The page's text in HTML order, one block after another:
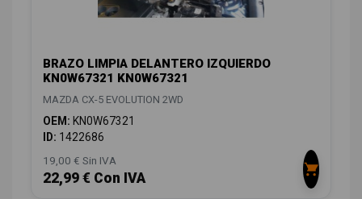
BRAZO LIMPIA DELANTERO IZQUIERDO
KN0W67321 KN0W67321
MAZDA CX-5 EVOLUTION 2WD
OEM: KN0W67321
ID: 1422686
19,00 € Sin IVA
22,99 € Con IVA